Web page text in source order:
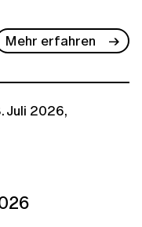
Mehr erfahren
Juli 2026,